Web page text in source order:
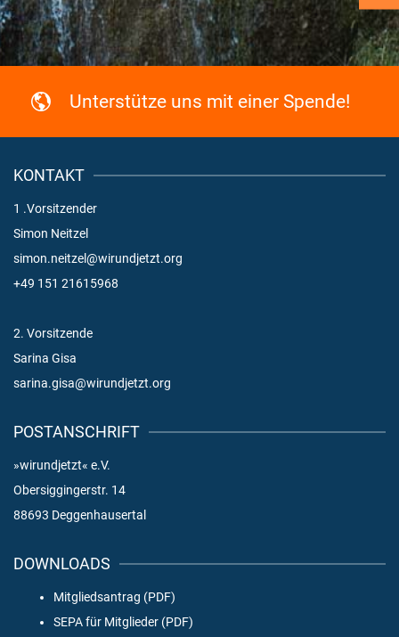
Unterstütze uns mit einer Spende!
KONTAKT
1 .Vorsitzender
Simon Neitzel
simon.neitzel@wirundjetzt.org
+49 151 21615968
2. Vorsitzende
Sarina Gisa
sarina.gisa@wirundjetzt.org
POSTANSCHRIFT
»wirundjetzt« e.V.
Obersiggingerstr. 14
88693 Deggenhausertal
DOWNLOADS
Mitgliedsantrag (PDF)
SEPA für Mitglieder (PDF)